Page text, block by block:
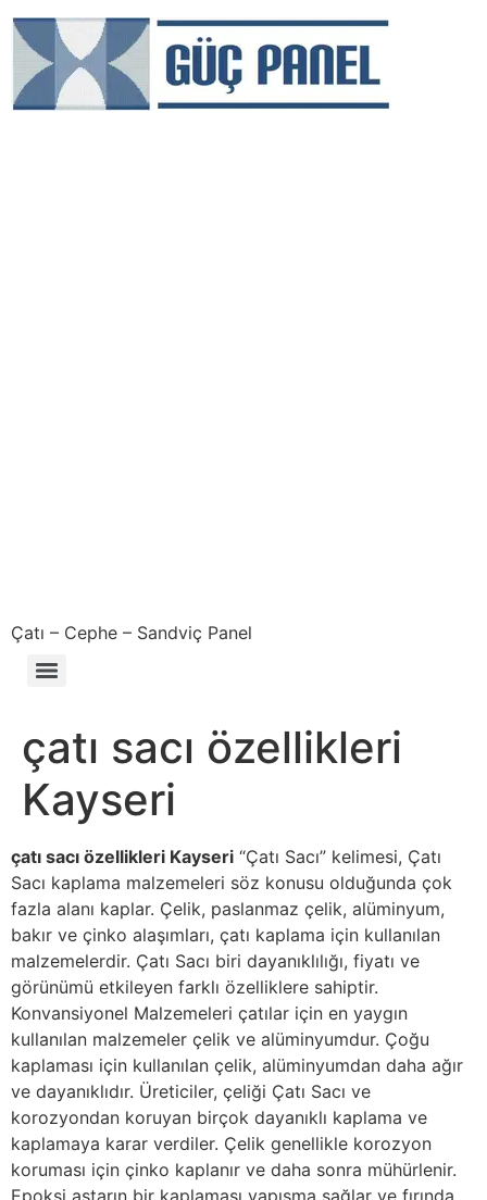
Çatı – Cephe – Sandviç Panel
çatı sacı özellikleri
Kayseri
çatı sacı özellikleri Kayseri “Çatı Sacı” kelimesi, Çatı
Sacı kaplama malzemeleri söz konusu olduğunda çok
fazla alanı kaplar. Çelik, paslanmaz çelik, alüminyum,
bakır ve çinko alaşımları, çatı kaplama için kullanılan
malzemelerdir. Çatı Sacı biri dayanıklılığı, fiyatı ve
görünümü etkileyen farklı özelliklere sahiptir.
Konvansiyonel Malzemeleri çatılar için en yaygın
kullanılan malzemeler çelik ve alüminyumdur. Çoğu
kaplaması için kullanılan çelik, alüminyumdan daha ağır
ve dayanıklıdır. Üreticiler, çeliği Çatı Sacı ve
korozyondan koruyan birçok dayanıklı kaplama ve
kaplamaya karar verdiler. Çelik genellikle korozyon
koruması için çinko kaplanır ve daha sonra mühürlenir.
Epoksi astarın bir kaplaması yapışma sağlar ve fırında